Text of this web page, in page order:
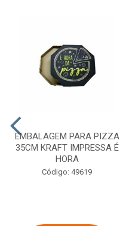
EMBALAGEM PARA PIZZA
35CM KRAFT IMPRESSA É
HORA
Código: 49619